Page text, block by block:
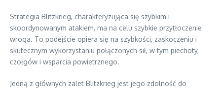
Strategia Blitzkrieg, charakteryzująca się szybkim i
skoordynowanym atakiem, ma na celu szybkie przytłoczenie
wroga. To podejście opiera się na szybkości, zaskoczeniu i
skutecznym wykorzystaniu połączonych sił, w tym piechoty,
czołgów i wsparcia powietrznego.
Jedną z głównych zalet Blitzkrieg jest jego zdolność do